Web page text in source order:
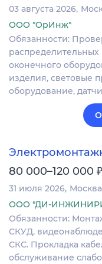
03 августа 2026
ООО "ОрИнж"
Обязанности:
распределительных
оконечного
изделия, световые
оборудование,
80 000–120 000 ₽
31 июля 2026 Москва
ООО "ДИ-
Обязанности:
СКУД,
СКС. Прокладка
обслуживание